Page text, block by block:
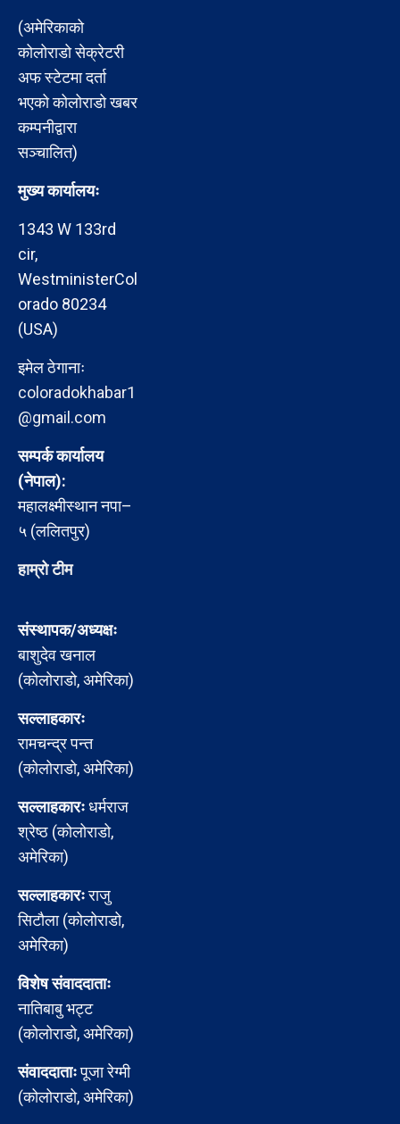
(अमेरिकाको
कोलोराडो सेक्रेटरी
अफ स्टेटमा दर्ता
भएको कोलोराडो खबर
कम्पनीद्वारा
सञ्चालित)
मुख्य कार्यालयः
1343 W 133rd
cir,
WestministerCol
orado 80234
(USA)
इमेल ठेगानाः
coloradokhabar1
@gmail.com
सम्पर्क कार्यालय
(नेपाल):
महालक्ष्मीस्थान नपा–
५ (ललितपुर)
हाम्रो टीम
संस्थापक/अध्यक्षः
बाशुदेव खनाल
(कोलोराडो, अमेरिका)
सल्लाहकारः
रामचन्द्र पन्त
(कोलोराडो, अमेरिका)
सल्लाहकारःधर्मराज
श्रेष्ठ (कोलोराडो,
अमेरिका)
सल्लाहकारःराजु
सिटौला (कोलोराडो,
अमेरिका)
विशेष संवाददाताः
नातिबाबु भट्ट
(कोलोराडो, अमेरिका)
संवाददाताःपूजा रेग्मी
(कोलोराडो, अमेरिका)